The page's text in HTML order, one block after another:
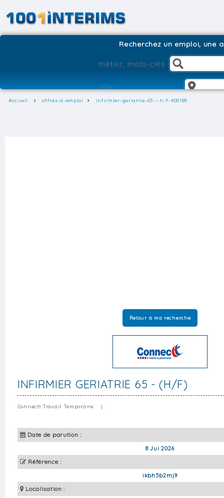
Recherchez un emploi, une
Accueil offres-d-emploi infirmier-geriatrie-65---h-f-400189
Retour à ma recherche
INFIRMIER GERIATRIE 65 - (H/F)
Connectt Travail Temporaire |
Date de parution :
8 Jui 2026
Référence :
ikbh5b2mj9
Localisation :